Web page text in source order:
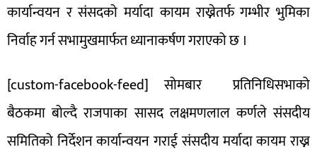
कार्यान्वयन र संसदको मर्यादा कायम राख्नेतर्फ गम्भीर भुमिका
निर्वाह गर्न सभामुखमार्फत ध्यानाकर्षण गराएको छ ।
[custom-facebook-feed]
सोमबार प्रतिनिधिसभाको
बैठकमा बोल्दै राजपाका सासद लक्षमणलाल कर्णले संसदीय
समितिको निर्देशन कार्यान्वयन गराई संसदीय मर्यादा कायम राख्न